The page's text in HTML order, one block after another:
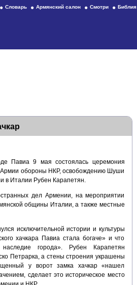
Словарь Армянский салон Смотри Библия
Павиа 9 мая состоялась церемония
Армии обороны НКР, освобождению Шуши
в Италии Рубен Карапетян.
дел Армении, на мероприятии
общины Италии, а также местные
исключительной истории и культуры
хачкара Павиа стала богаче» и что
наследие города». Рубен Карапетян
Петрарка, а стены строения украшены
у ворот замка хачкар «нашел
сделает это историческое место